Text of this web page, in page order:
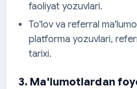
faoliyat yozuvlari.
To'lov va referral
platforma yozuvlari,
tarixi.
3. Ma'lumotlardan